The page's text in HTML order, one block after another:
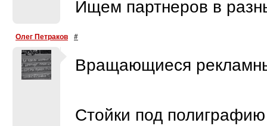
Ищем партнеров в
Олег Петраков #
Вращающиеся
Стойки под